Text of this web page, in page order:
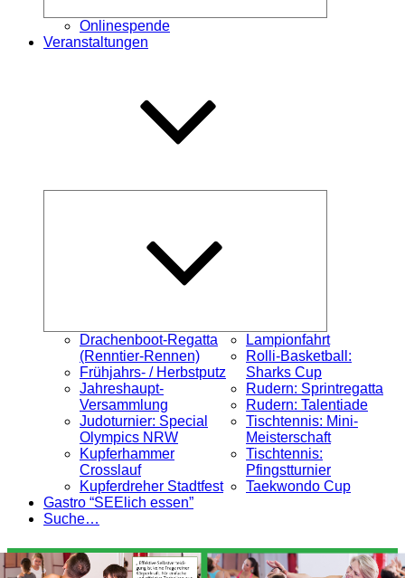
Onlinespende
Veranstaltungen
Drachenboot-Regatta
(Renntier-Rennen)
Frühjahrs- / Herbstputz
Jahreshaupt-
Versammlung
Judoturnier: Special
Olympics NRW
Kupferhammer
Crosslauf
Kupferdreher Stadtfest
Lampionfahrt
Rolli-Basketball:
Sharks Cup
Rudern: Sprintregatta
Rudern: Talentiade
Tischtennis: Mini-
Meisterschaft
Tischtennis:
Pfingstturnier
Taekwondo Cup
Gastro “SEElich essen”
Suche…